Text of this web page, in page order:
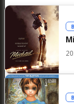
la caricature,
est appelé à
énigmatiques
Il s'agit
un film par
déjà réalisé
une profonde